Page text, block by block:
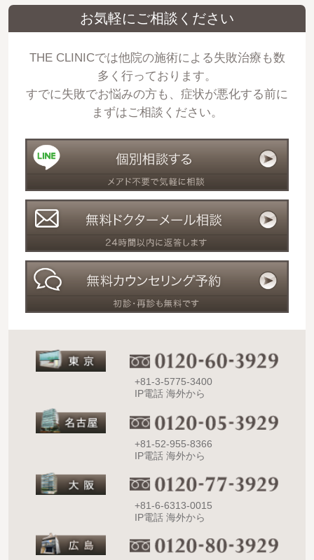
お気軽にご相談ください
THE CLINICでは他院の施術による失敗治療も数
多く行っております。
すでに失敗でお悩みの方も、症状が悪化する前に
まずはご相談ください。
+81-3-5775-3400
IP電話 海外から
+81-52-955-8366
IP電話 海外から
+81-6-6313-0015
IP電話 海外から